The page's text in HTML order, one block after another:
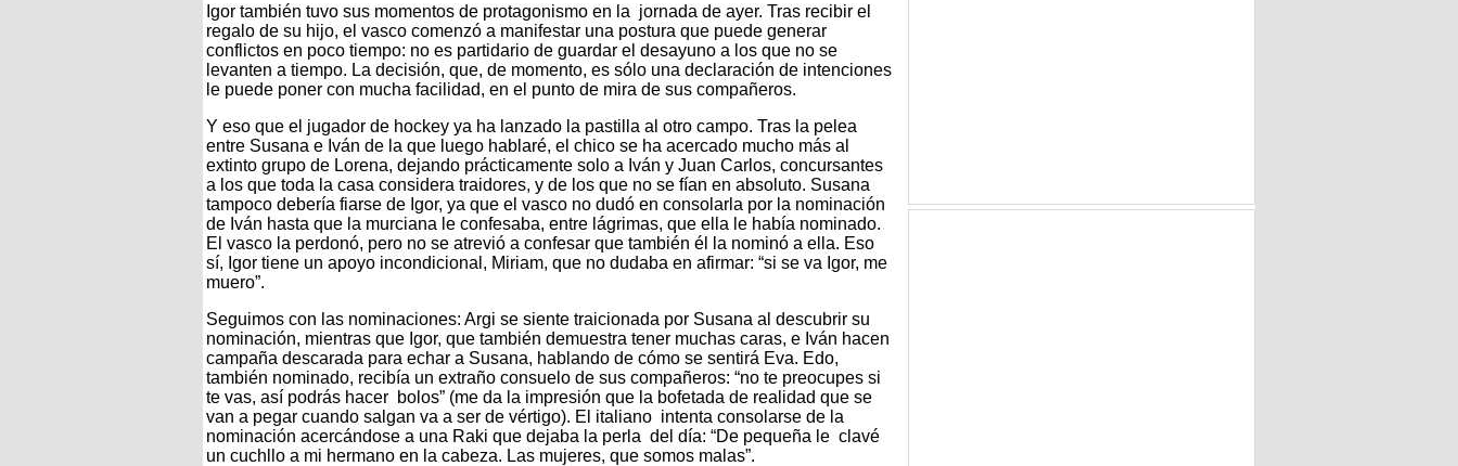
Igor también tuvo sus momentos de protagonismo en la jornada de ayer. Tras recibir el
regalo de su hijo, el vasco comenzó a manifestar una postura que puede generar
conflictos en poco tiempo: no es partidario de guardar el desayuno a los que no se
levanten a tiempo. La decisión, que, de momento, es sólo una declaración de intenciones
le puede poner con mucha facilidad, en el punto de mira de sus compañeros.
Y eso que el jugador de hockey ya ha lanzado la pastilla al otro campo. Tras la pelea
entre Susana e Iván de la que luego hablaré, el chico se ha acercado mucho más al
extinto grupo de Lorena, dejando prácticamente solo a Iván y Juan Carlos, concursantes
a los que toda la casa considera traidores, y de los que no se fían en absoluto. Susana
tampoco debería fiarse de Igor, ya que el vasco no dudó en consolarla por la nominación
de Iván hasta que la murciana le confesaba, entre lágrimas, que ella le había nominado.
El vasco la perdonó, pero no se atrevió a confesar que también él la nominó a ella. Eso
sí, Igor tiene un apoyo incondicional, Miriam, que no dudaba en afirmar: “si se va Igor, me
muero”.
Seguimos con las nominaciones: Argi se siente traicionada por Susana al descubrir su
nominación, mientras que Igor, que también demuestra tener muchas caras, e Iván hacen
campaña descarada para echar a Susana, hablando de cómo se sentirá Eva. Edo,
también nominado, recibía un extraño consuelo de sus compañeros: “no te preocupes si
te vas, así podrás hacer bolos” (me da la impresión que la bofetada de realidad que se
van a pegar cuando salgan va a ser de vértigo). El italiano intenta consolarse de la
nominación acercándose a una Raki que dejaba la perla del día: “De pequeña le clavé
un cuchllo a mi hermano en la cabeza. Las mujeres, que somos malas”.